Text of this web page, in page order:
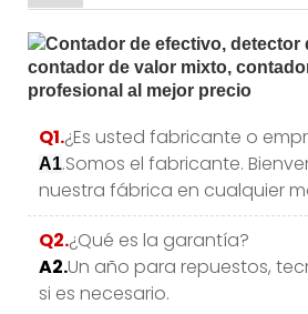
Q1.¿Es usted fabricante o
A1.Somos el fabricante.
nuestra fábrica en cualquier
Q2.¿Qué es la garantía?
A2.Un año para repuestos,
si es necesario.